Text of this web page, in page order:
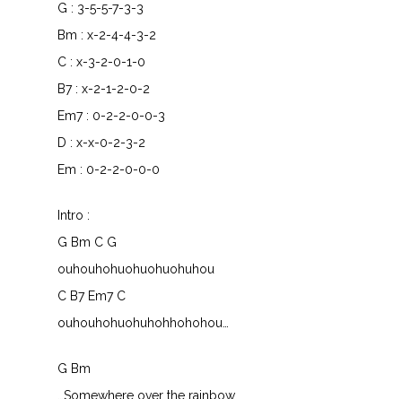
G : 3-5-5-7-3-3
Bm : x-2-4-4-3-2
C : x-3-2-0-1-0
B7 : x-2-1-2-0-2
Em7 : 0-2-2-0-0-3
D : x-x-0-2-3-2
Em : 0-2-2-0-0-0
Intro :
G Bm C G
ouhouhohuohuohuohuhou
C B7 Em7 C
ouhouhohuohuhohhohohou…
G Bm
…Somewhere over the rainbow